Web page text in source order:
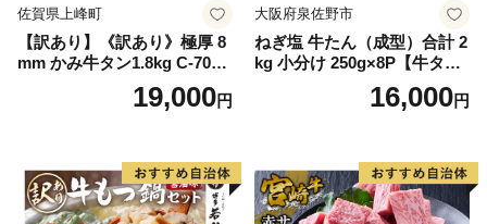
佐賀県上峰町
【訳あり】《訳あり》極厚 8
mm かみ牛タン1.8kg C-709-
19,000円
大阪府泉佐野市
ねぎ塩 牛たん（成型）合計 2
kg 小分け 250g×8P【牛タン
牛肉 焼肉用 薄切り 訳あり サ
16,000円